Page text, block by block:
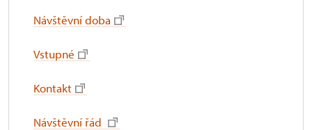
Návštěvní doba
Vstupné
Kontakt
Návštěvní řád